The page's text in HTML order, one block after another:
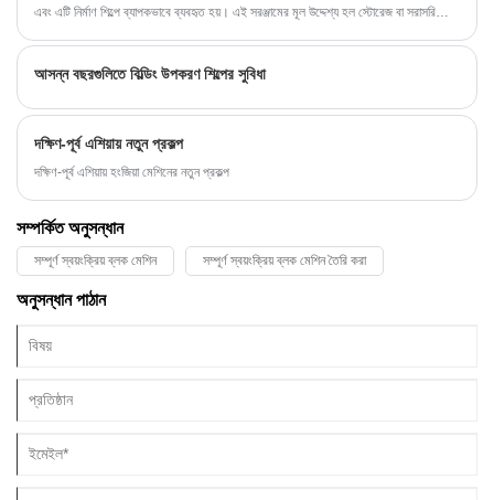
এবং এটি নির্মাণ শিল্পে ব্যাপকভাবে ব্যবহৃত হয়। এই সরঞ্জামের মূল উদ্দেশ্য হল স্টোরেজ বা সরাসরি
আসন্ন বছরগুলিতে বিল্ডিং উপকরণ শিল্পের সুবিধা
দক্ষিণ-পূর্ব এশিয়ায় নতুন প্রকল্প
দক্ষিণ-পূর্ব এশিয়ায় হংজিয়া মেশিনের নতুন প্রকল্প
সম্পর্কিত অনুসন্ধান
সম্পূর্ণ স্বয়ংক্রিয় ব্লক মেশিন সম্পূর্ণ স্বয়ংক্রিয় ব্লক মেশিন তৈরি করা
অনুসন্ধান পাঠান